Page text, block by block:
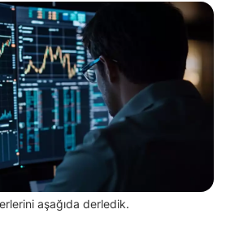
aşağıda derledik.